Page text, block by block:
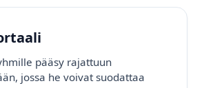
pääsy rajattuun
jossa he voivat suodattaa